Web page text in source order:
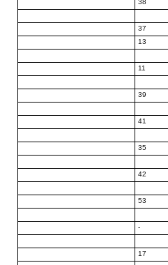
38
37
13
11
39
41
35
42
53
-
17